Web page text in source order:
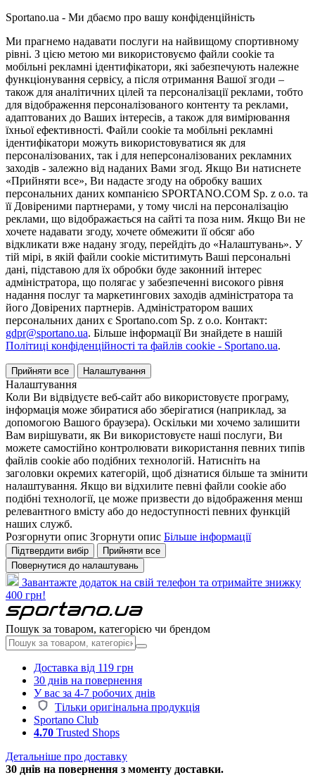
Sportano.ua - Ми дбаємо про вашу конфіденційність
Ми прагнемо надавати послуги на найвищому спортивному
рівні. З цією метою ми використовуємо файли cookie та
мобільні рекламні ідентифікатори, які забезпечують належне
функціонування сервісу, а після отримання Вашої згоди –
також для аналітичних цілей та персоналізації реклами, тобто
для відображення персоналізованого контенту та реклами,
адаптованих до Ваших інтересів, а також для вимірювання
їхньої ефективності. Файли cookie та мобільні рекламні
ідентифікатори можуть використовуватися як для
персоналізованих, так і для неперсоналізованих рекламних
заходів - залежно від наданих Вами згод. Якщо Ви натиснете
«Прийняти все», Ви надасте згоду на обробку ваших
персональних даних компанією SPORTANO.COM Sp. z o.o. та
її Довіреними партнерами, у тому числі на персоналізацію
реклами, що відображається на сайті та поза ним. Якщо Ви не
хочете надавати згоду, хочете обмежити її обсяг або
відкликати вже надану згоду, перейдіть до «Налаштувань». У
тій мірі, в якій файли cookie міститимуть Ваші персональні
дані, підставою для їх обробки буде законний інтерес
адміністратора, що полягає у забезпеченні високого рівня
надання послуг та маркетингових заходів адміністратора та
його Довірених партнерів. Адміністратором ваших
персональних даних є Sportano.com Sp. z o.o. Контакт:
gdpr@sportano.ua. Більше інформації Ви знайдете в нашій
Політиці конфіденційності та файлів cookie - Sportano.ua.
Прийняти все Налаштування
Налаштування
Коли Ви відвідуєте веб-сайт або використовуєте програму,
інформація може збиратися або зберігатися (наприклад, за
допомогою Вашого браузера). Оскільки ми хочемо залишити
Вам вирішувати, як Ви використовуєте наші послуги, Ви
можете самостійно контролювати використання певних типів
файлів cookie або подібних технологій. Натисніть на
заголовки окремих категорій, щоб дізнатися більше та змінити
налаштування. Якщо ви відхилите певні файли cookie або
подібні технології, це може призвести до відображення менш
релевантного вмісту або до недоступності певних функцій
наших служб.
Розгорнути опис Згорнути опис Більше інформації
Підтвердити вибір
Прийняти все
Повернутися до налаштувань
Завантажте додаток на свій телефон та отримайте знижку
400 грн!
Пошук за товаром, категорією чи брендом
Доставка від 119 грн
30 днів на повернення
У вас за 4-7 робочих днів
Тільки оригінальна продукція
Sportano Club
4.70 Trusted Shops
Детальніше про доставку
30 днів на повернення з моменту доставки.